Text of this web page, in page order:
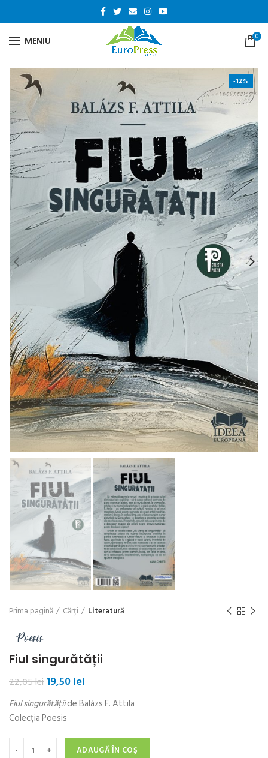
MENIU 0
-12%
Prima pagină Cărți Literatură
Fiul singurătății
22,05leiPrețul
a
fost:
19,50lei
este:
Fiul singurătățiide Balázs F. Attila
Colecția Poesis
Cantitate Fiul singurătății
ADAUGĂ ÎN COȘ